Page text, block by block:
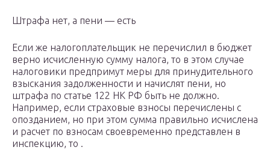
Штрафа нет, а пени — есть
Если же налогоплательщик не перечислил в бюджет
верно исчисленную сумму налога, то в этом случае
налоговики предпримут меры для принудительного
взыскания задолженности и начислят пени, но
штрафа по статье 122 НК РФ быть не должно.
Например, если страховые взносы перечислены с
опозданием, но при этом сумма правильно исчислена
и расчет по взносам своевременно представлен в
инспекцию, то .